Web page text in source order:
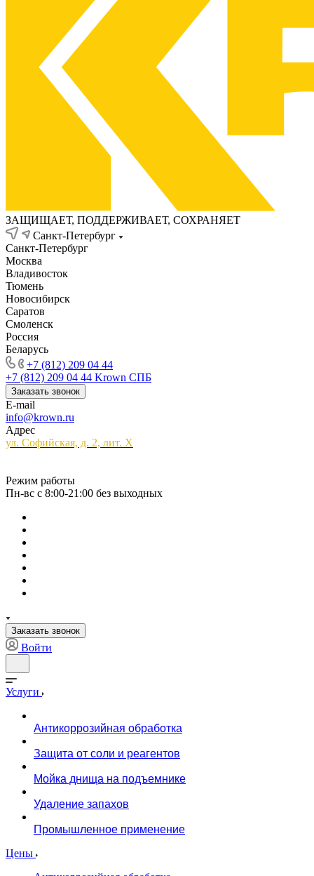
ЗАЩИЩАЕТ, ПОДДЕРЖИВАЕТ, СОХРАНЯЕТ
Санкт-Петербург
Санкт-Петербург
Москва
Владивосток
Тюмень
Новосибирск
Саратов
Смоленск
Россия
Беларусь
+7 (812) 209 04 44
+7 (812) 209 04 44 Krown СПБ
Заказать звонок
E-mail
info@krown.ru
Адрес
ул. Софийская, д. 2, лит. Х
Режим работы
Пн-вс с 8:00-21:00 без выходных
Заказать звонок
Войти
Услуги
Антикоррозийная обработка
Защита от соли и реагентов
Мойка днища на подъемнике
Удаление запахов
Промышленное применение
Цены